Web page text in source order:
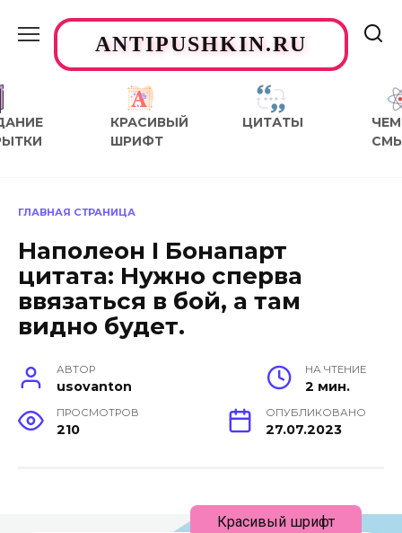
содержаниюANTIPUSHKIN.RU
КРАСИВЫЙ
ШРИФТ
ЦИТАТЫ
ЧЕМ
ГЛАВНАЯ СТРАНИЦА
Наполеон I Бонапарт
цитата: Нужно сперва
ввязаться в бой, а там
видно будет.
АВТОР
usovanton
НА ЧТЕНИЕ
2 мин.
ПРОСМОТРОВ
210
ОПУБЛИКОВАНО
27.07.2023
Красивый шрифт